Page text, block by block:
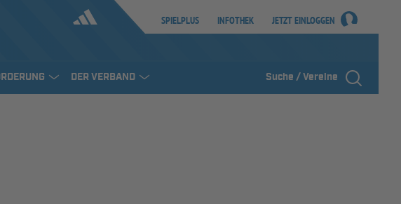
SPIELPLUS INFOTHEK JETZT EINLOGGEN
DER VERBAND Suche / Vereine